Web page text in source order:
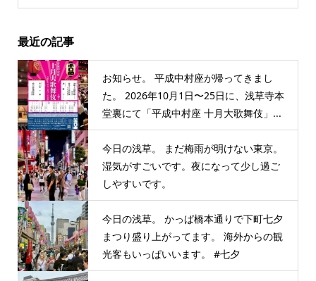
最近の記事
お知らせ。 平成中村座が帰ってきまし
た。 2026年10月1日〜25日に、浅草寺本
堂裏にて「平成中村座 十月大歌舞伎」...
今日の浅草。 まだ梅雨が明けない東京。
湿気がすごいです。夜になって少し過ご
しやすいです。
今日の浅草。 かっぱ橋本通りで下町七夕
まつり盛り上がってます。 海外からの観
光客もいっぱいいます。 #七夕